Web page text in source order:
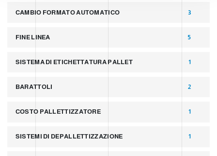
CAMBIO FORMATO AUTOMATICO 3
FINE LINEA 5
SISTEMA DI ETICHETTATURA PALLET 1
BARATTOLI 2
COSTO PALLETTIZZATORE 1
SISTEMI DI DEPALLETTIZZAZIONE 1